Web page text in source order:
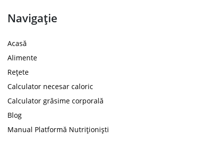
Navigație
Acasă
Alimente
Rețete
Calculator necesar caloric
Calculator grăsime corporală
Blog
Manual Platformă Nutriționiști